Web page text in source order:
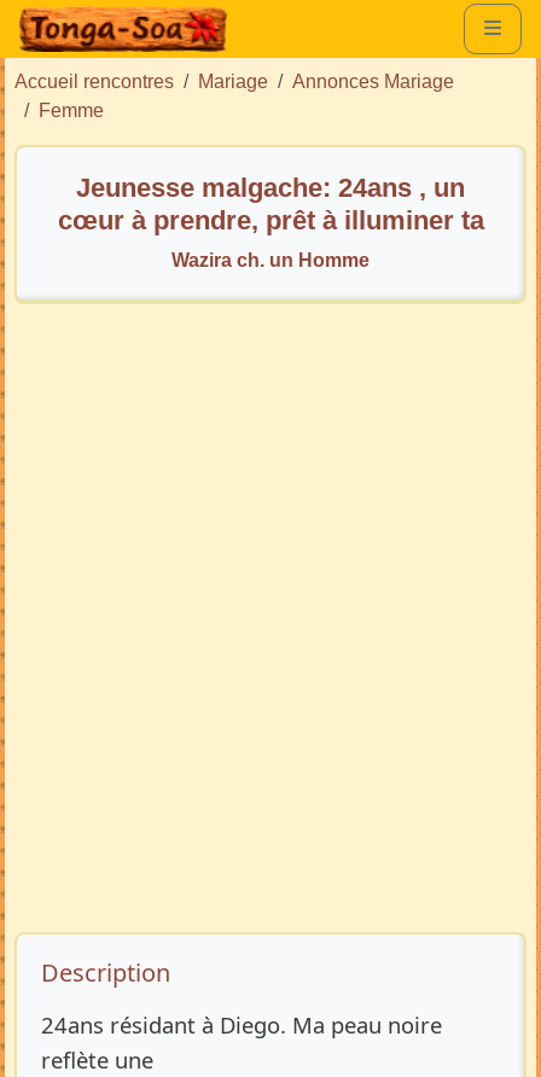
Accueil rencontres Mariage
Annonces Mariage
Femme
Jeunesse malgache: 24ans , un
cœur à prendre, prêt à illuminer ta
vie.
Wazira ch. un Homme
Description de l’annonce
Description
24ans résidant à Diego. Ma peau noire
reflète une